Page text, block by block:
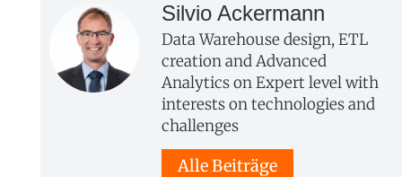
Silvio Ackermann
Data Warehouse design, ETL
creation and Advanced
Analytics on Expert level with
interests on technologies and
challenges
Alle Beiträge